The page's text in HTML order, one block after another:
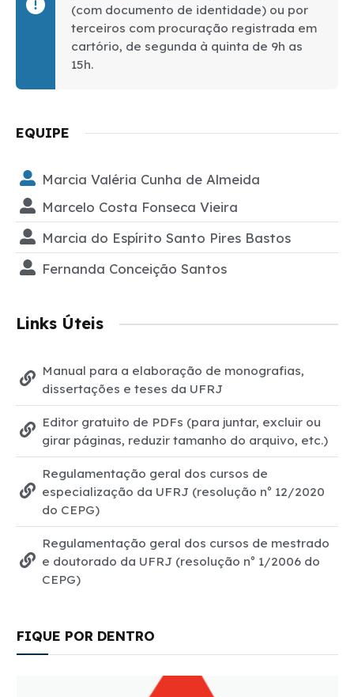
(com documento de identidade) ou por
terceiros com procuração registrada em
cartório, de segunda à quinta de 9h as
15h.
EQUIPE
Marcia Valéria Cunha de Almeida
Marcelo Costa Fonseca Vieira
Marcia do Espírito Santo Pires Bastos
Fernanda Conceição Santos
Links Úteis
Manual para a elaboração de monografias,
dissertações e teses da UFRJ
Editor gratuito de PDFs (para juntar, excluir ou
girar páginas, reduzir tamanho do arquivo, etc.)
Regulamentação geral dos cursos de
especialização da UFRJ (resolução nº 12/2020
do CEPG)
Regulamentação geral dos cursos de mestrado
e doutorado da UFRJ (resolução nº 1/2006 do
CEPG)
FIQUE POR DENTRO